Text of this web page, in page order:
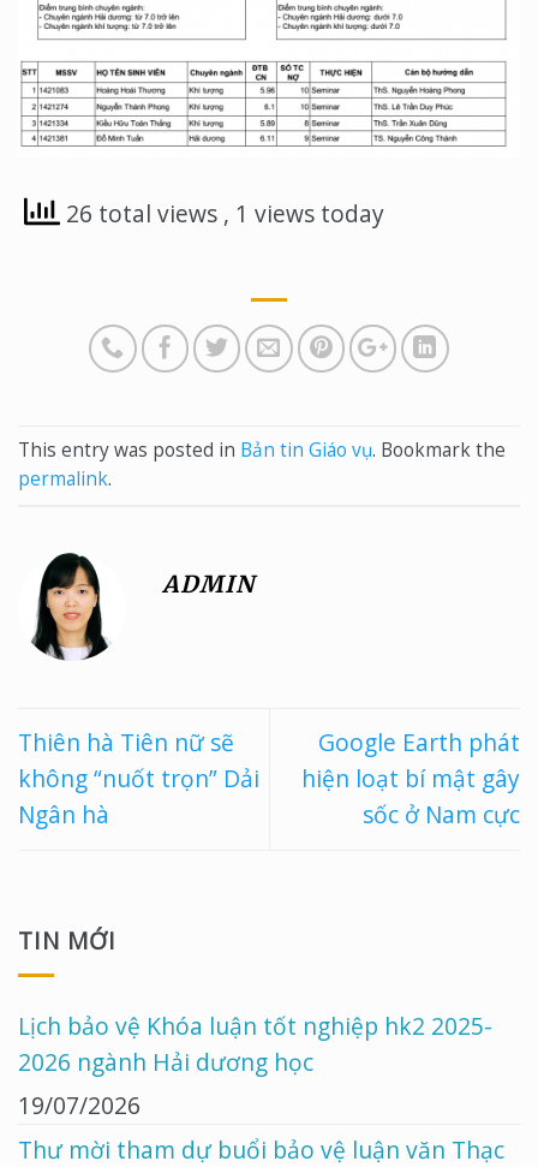
26 total views , 1 views today
This entry was posted in Bản tin Giáo vụ. Bookmark the
permalink.
ADMIN
Thiên hà Tiên nữ sẽ
không “nuốt trọn” Dải
Ngân hà
Google Earth phát
hiện loạt bí mật gây
sốc ở Nam cực
TIN MỚI
Lịch bảo vệ Khóa luận tốt nghiệp hk2 2025-
2026 ngành Hải dương học
19/07/2026
Thư mời tham dự buổi bảo vệ luận văn Thạc